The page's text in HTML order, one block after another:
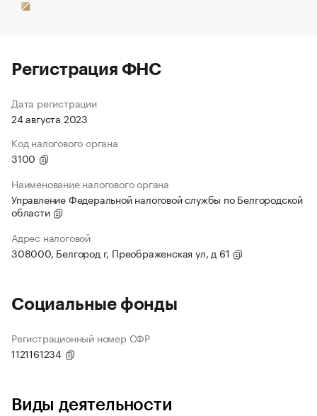
Регистрация ФНС
Дата регистрации
24 августа 2023
Код налогового органа
3100
Наименование налогового органа
Управление Федеральной налоговой службы по Белгородской
области
Адрес налоговой
308000, Белгород г, Преображенская ул, д 61
Социальные фонды
Регистрационный номер СФР
1121161234
Виды деятельности